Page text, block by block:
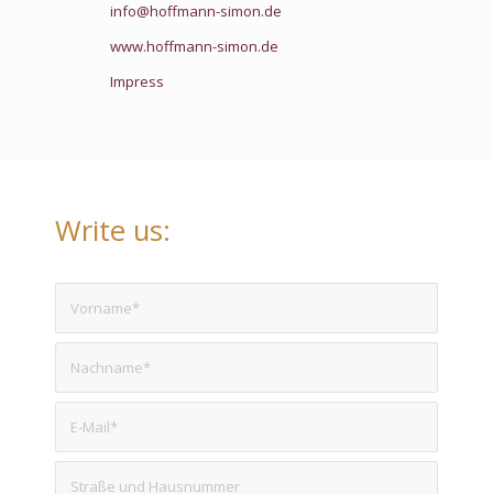
info@hoffmann-simon.de
www.hoffmann-simon.de
Impress
Write us: